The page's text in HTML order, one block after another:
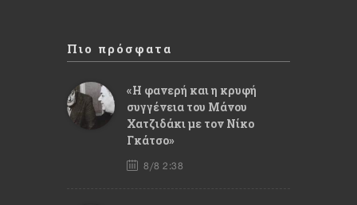
Πιο πρόσφατα
«Η φανερή και η κρυφή
συγγένεια του Μάνου
Χατζιδάκι με τον Νίκο
Γκάτσο»
8/8 2:38